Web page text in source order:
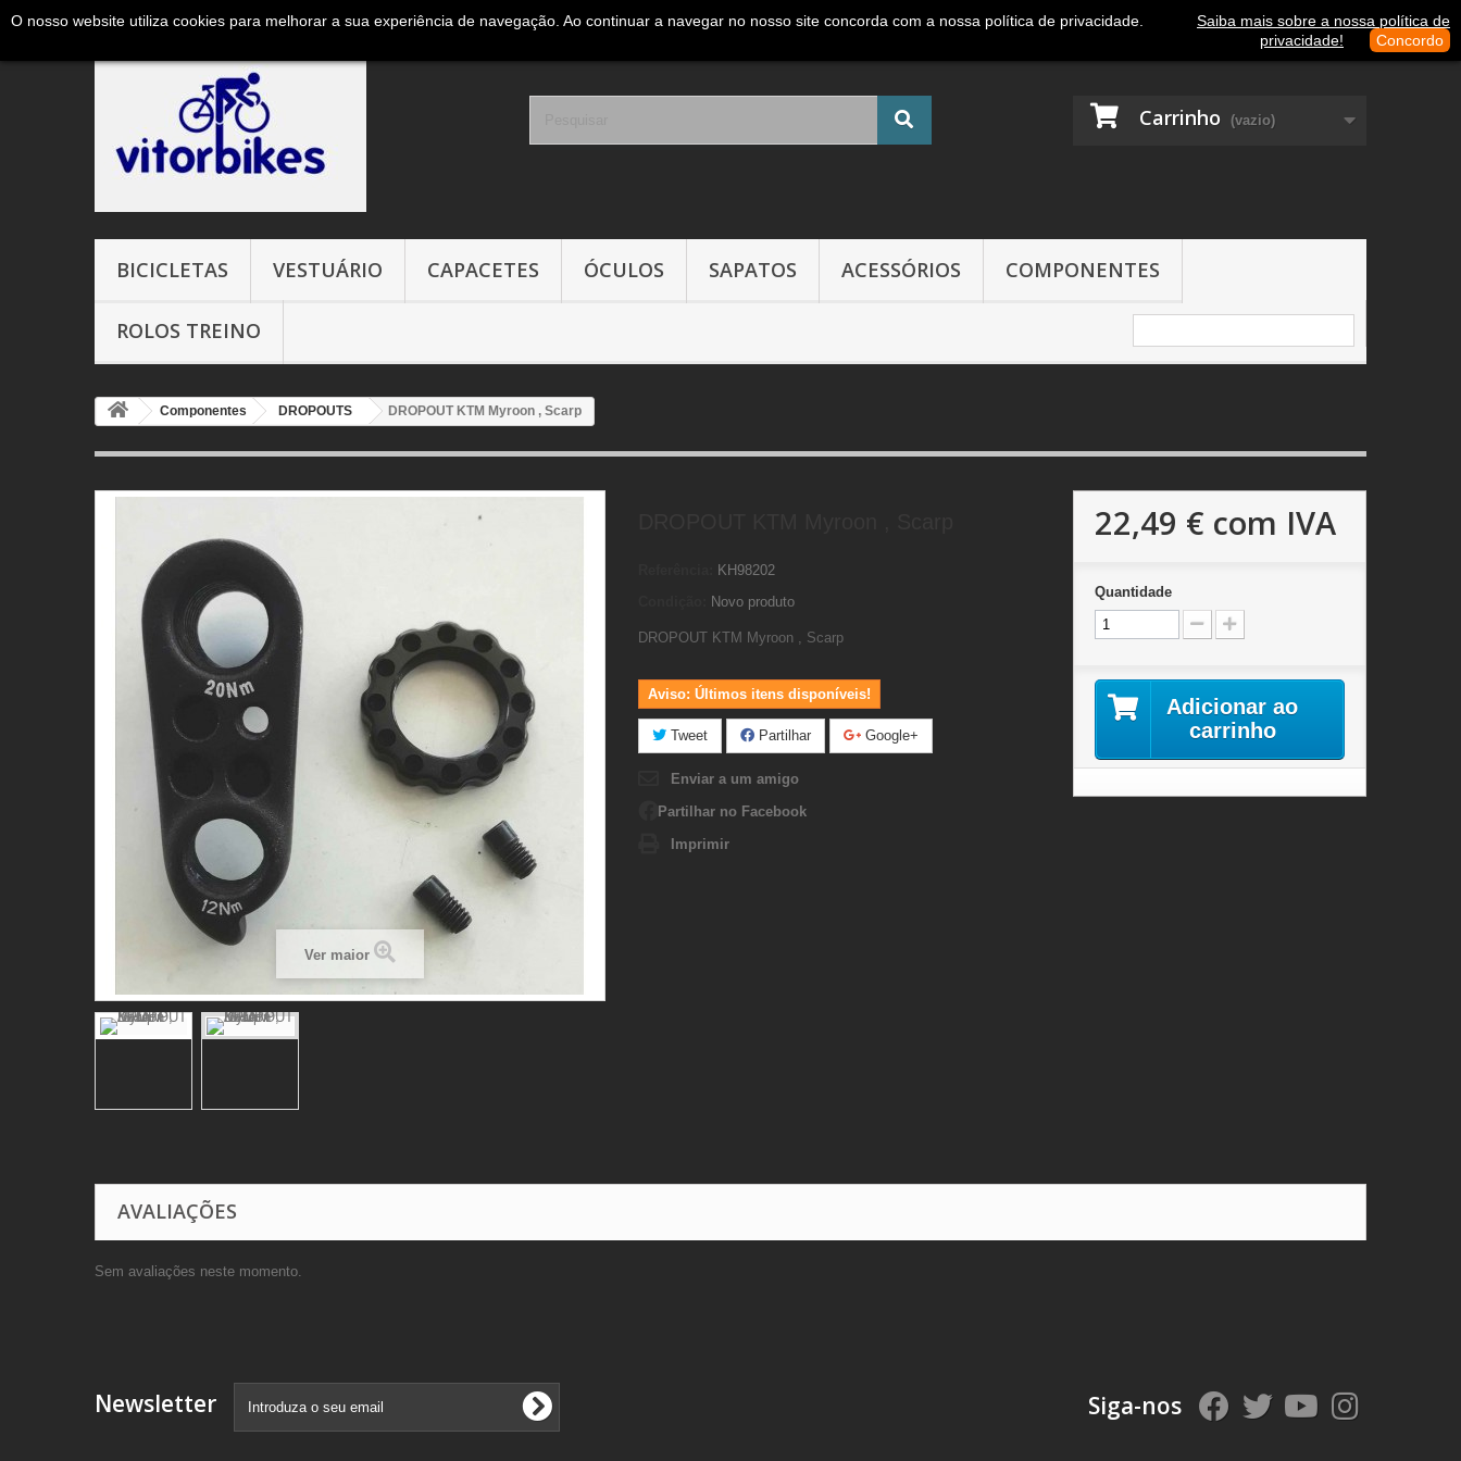
Entrar
Contacte-nos
Ligue-nos agora:+351 965327906 ( chamada para a rede móvel Nacional )
Carrinho (vazio)
BICICLETAS VESTUÁRIO CAPACETES ÓCULOS SAPATOS ACESSÓRIOS COMPONENTES
ROLOS TREINO
Componentes DROPOUTS DROPOUT KTM Myroon , Scarp
Ver maior
KH98202
Novo produto
DROPOUT KTM Myroon , Scarp
Aviso: Últimos itens disponíveis!
Tweet Partilhar Google+
Enviar a um amigo
Partilhar no Facebook
Imprimir
22,49 € com IVA
Quantidade
Adicionar ao
carrinho
AVALIAÇÕES
Sem avaliações neste momento.
Newsletter Siga-nos
O nosso website utiliza cookies para melhorar a sua experiência de navegação. Ao continuar a navegar no nosso site concorda com a nossa política de privacidade.
Saiba mais sobre a nossa política de
privacidade!
Concordo